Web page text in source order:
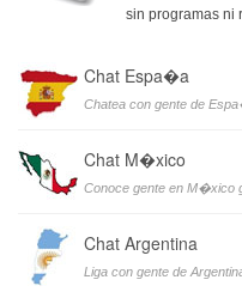
sin programas ni
Chat Espa�a
Chatea con gente de
Chat M�xico
Conoce gente en M�xico
Chat Argentina
Liga con gente de